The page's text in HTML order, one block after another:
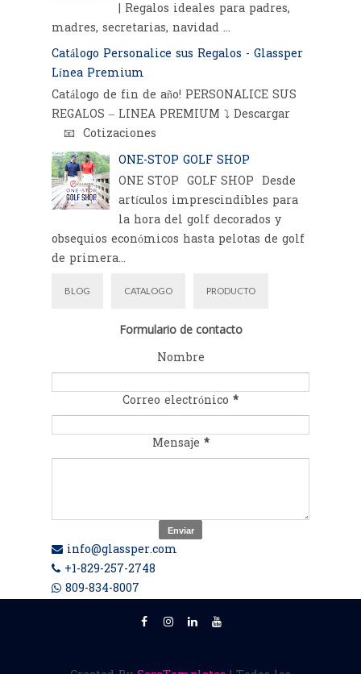
| Regalos ideales para padres,
madres, secretarias, navidad ...
Catálogo Personalice sus Regalos - Glassper
Línea Premium
Catálogo de fin de año! PERSONALICE SUS
REGALOS – LINEA PREMIUM ⤵️ Descargar
📧 Cotizaciones
ONE-STOP GOLF SHOP
ONE STOP GOLF SHOP Desde
artículos imprescindibles para
la hora del golf decorados y
obsequios económicos hasta pelotas de golf
de primera...
BLOG CATALOGO PRODUCTO
Formulario de contacto
Nombre
Correo electrónico *
Mensaje *
info@glassper.com
+1-829-257-2748
809-834-8007